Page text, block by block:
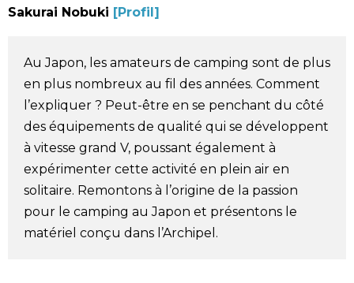
Le japonais
En plus
Données
Séries
official SNS
Sakurai Nobuki [Profil]
Au Japon, les amateurs de camping sont de plus
en plus nombreux au fil des années. Comment
l’expliquer ? Peut-être en se penchant du côté
des équipements de qualité qui se développent
à vitesse grand V, poussant également à
expérimenter cette activité en plein air en
solitaire. Remontons à l’origine de la passion
pour le camping au Japon et présentons le
matériel conçu dans l’Archipel.